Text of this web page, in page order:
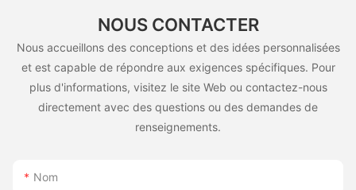
NOUS CONTACTER
Nous accueillons des conceptions et des idées personnalisées
et est capable de répondre aux exigences spécifiques. Pour
plus d'informations, visitez le site Web ou contactez-nous
directement avec des questions ou des demandes de
renseignements.
Nom